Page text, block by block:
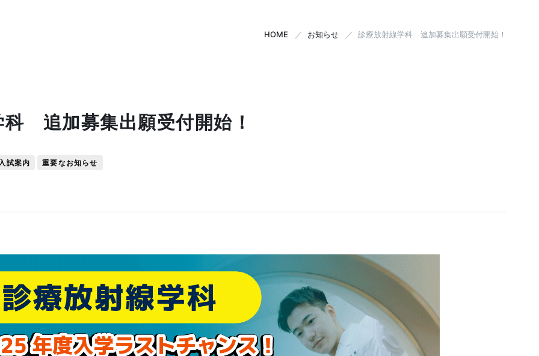
HOME お知らせ 診療放射線学科 追加募集出願受付開始！
科 追加募集出願受付開始！
試案内 重要なお知らせ